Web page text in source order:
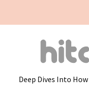
Deep Dives Into